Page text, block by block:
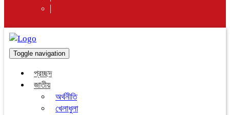
Toggle navigation
প্রচ্ছদ
জাতীয়
অর্থনীতি
খেলাধুলা